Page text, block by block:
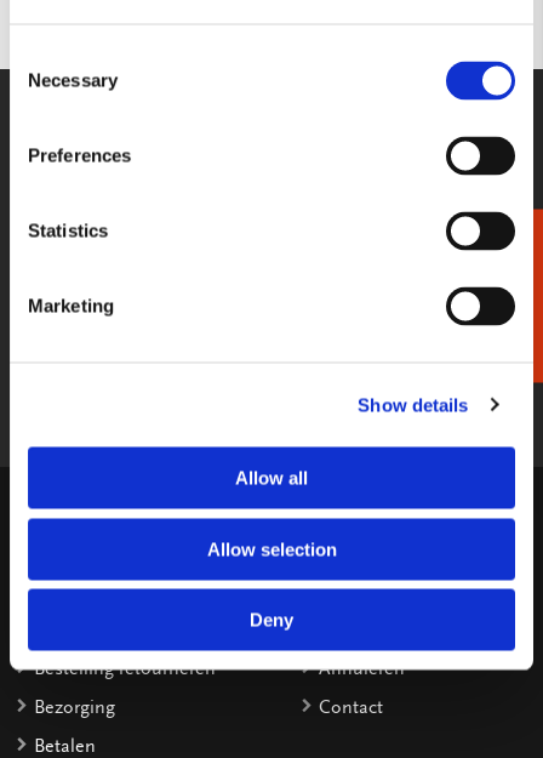
Selection
Necessary
Preferences
Statistics
Marketing
Show details
Allow all
Allow selection
Deny
Wij staan voor u klaar van maandag
033-4613718
STUUR EEN BERICHT
KLANTENSERVICE
Bestellen
Bestelling retourneren
Bezorging
Betalen
Factuurdetails
Terugbetaling
Annuleren
Contact
Cadeaukiezer